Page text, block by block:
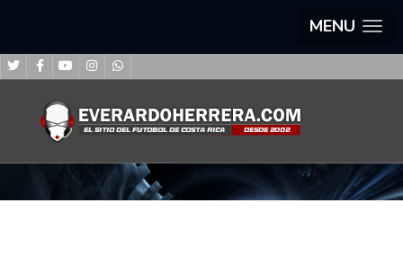
MENU